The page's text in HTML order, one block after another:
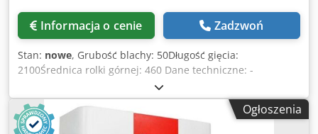
Informacja o cenie Zadzwoń
Stan: nowe, Grubość blachy: 50Długość gięcia:
2100Średnica rolki górnej: 460 Dane techniczne: -
Hartowane i polerowane rolki - Kompletny korpus
wykonany ze stali ST-52 - 4 rolki są rozmieszczone
symetrycznie - Hydraulicznie napędzana pokrywa dla
łatwego usuwania materiału - Cyfrowy wskaźnik położenia
Ogłoszenia